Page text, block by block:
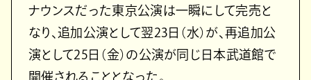
ナウンスだった東京公演は一瞬にして完売と
なり、追加公演として翌23日（水）が、再追加公
演として25日（金）の公演が同じ日本武道館で
開催されることとなった。